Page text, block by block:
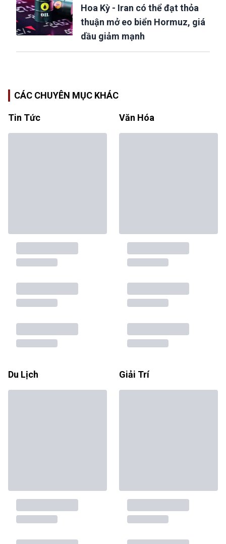
Hoa Kỳ - Iran có thể đạt thỏa
thuận mở eo biển Hormuz, giá
dầu giảm mạnh
CÁC CHUYÊN MỤC KHÁC
Tin Tức Văn Hóa
Du Lịch Giải Trí